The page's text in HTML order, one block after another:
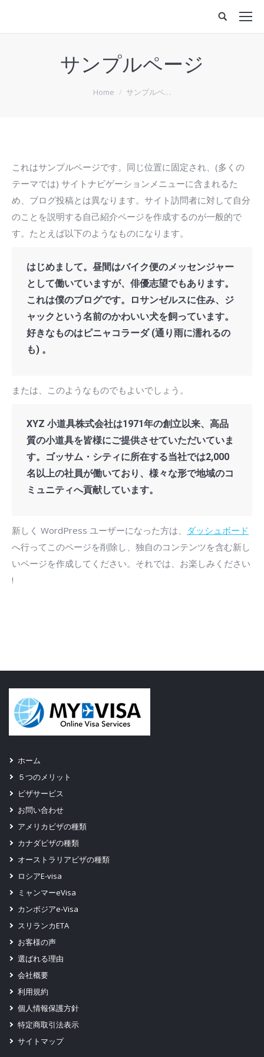
サンプルページ
Home サンプルペ…
これはサンプルページです。同じ位置に固定され、(多くの
テーマでは) サイトナビゲーションメニューに含まれるた
め、ブログ投稿とは異なります。サイト訪問者に対して自分
のことを説明する自己紹介ページを作成するのが一般的で
す。たとえば以下のようなものになります。
はじめまして。昼間はバイク便のメッセンジャー
として働いていますが、俳優志望でもあります。
これは僕のブログです。ロサンゼルスに住み、ジ
ャックという名前のかわいい犬を飼っています。
好きなものはピニャコラーダ (通り雨に濡れるの
も) 。
または、このようなものでもよいでしょう。
XYZ 小道具株式会社は1971年の創立以来、高品
質の小道具を皆様にご提供させていただいていま
す。ゴッサム・シティに所在する当社では2,000
名以上の社員が働いており、様々な形で地域のコ
ミュニティへ貢献しています。
新しく WordPress ユーザーになった方は、 ダッシュボード
へ行ってこのページを削除し、独自のコンテンツを含む新し
いページを作成してください。それでは、お楽しみください
!
ホーム
５つのメリット
ビザサービス
お問い合わせ
アメリカビザの種類
カナダビザの種類
オーストラリアビザの種類
ロシアE-visa
ミャンマーeVisa
カンボジアe-Visa
スリランカETA
お客様の声
選ばれる理由
会社概要
利用規約
個人情報保護方針
特定商取引法表示
サイトマップ